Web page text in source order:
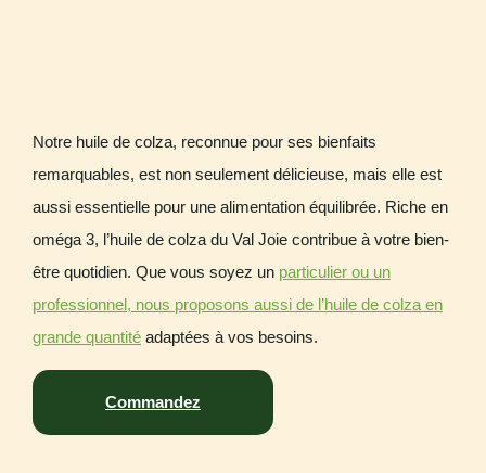
Notre huile de colza, reconnue pour ses bienfaits
remarquables, est non seulement délicieuse, mais elle est
aussi essentielle pour une alimentation équilibrée. Riche en
oméga 3, l’huile de colza du Val Joie contribue à votre bien-
être quotidien. Que vous soyez un particulier ou un
professionnel, nous proposons aussi de l’huile de colza en
grande quantité adaptées à vos besoins.
Commandez